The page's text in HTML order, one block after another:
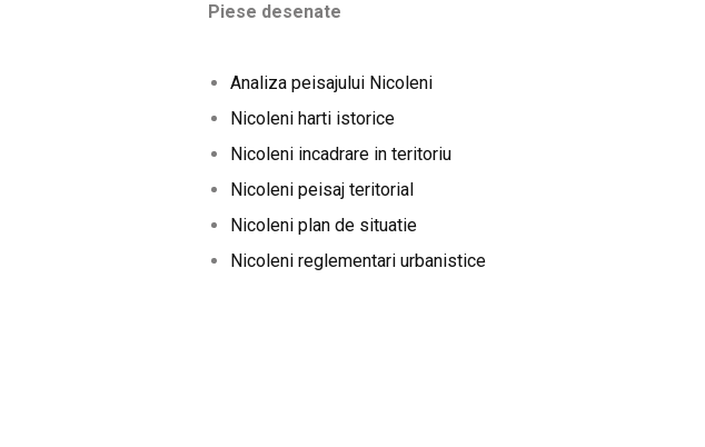
Piese desenate
Analiza peisajului Nicoleni
Nicoleni harti istorice
Nicoleni incadrare in teritoriu
Nicoleni peisaj teritorial
Nicoleni plan de situatie
Nicoleni reglementari urbanistice